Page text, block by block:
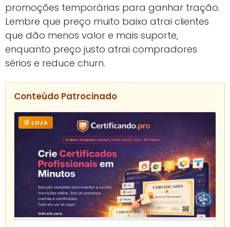
promoções temporárias para ganhar tração.
Lembre que preço muito baixo atrai clientes
que dão menos valor e mais suporte,
enquanto preço justo atrai compradores
sérios e reduce churn.
Conteúdo Patrocinado
🛒 LOJA